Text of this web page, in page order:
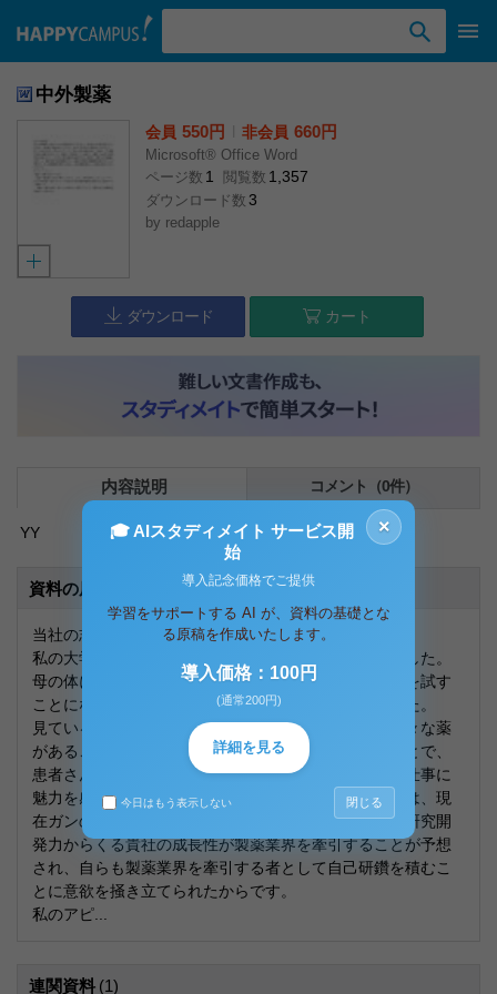
中外製薬
会員 550円 非会員 660円
Microsoft® Office Word
ページ数 1 閲覧数 1,357
ダウンロード数 3
by redapple
ダウンロード カート
内容説明 コメント（0件）
YY
資料の原本内容
当社の志望動機
私の大学受験時、母がガンになり投薬を受けておりました。
母の体に合う薬を先生とみつけるまで、母は様々な薬を試す
ことになり、合わない薬で体の不調を訴えておりました。
見ているだけなのは、辛かったです。そして私は、様々な薬
があることを知り、その情報を先生に正確に伝えることで、
患者さんの負担を少しでも減らし、患者さんを助ける仕事に
魅力を感じました。その中でも特に貴社を志望するのは、現
在ガンの薬で大きな影響力を持つこと、貴社の強力な研究開
発力からくる貴社の成長性が製薬業界を牽引することが予想
され、自らも製薬業界を牽引する者として自己研鑽を積むこ
とに意欲を掻き立てられたからです。
私のアピ...
連関資料 (1)
×
🎓 AIスタディメイト サービス開
始
導入記念価格でご提供
学習をサポートする AI が、資料の基礎とな
る原稿を作成いたします。
導入価格：100円
(通常200円)
詳細を見る
今日はもう表示しない 閉じる